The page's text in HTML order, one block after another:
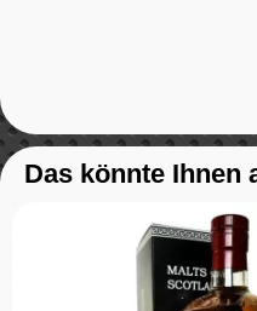
Das könnte Ihnen